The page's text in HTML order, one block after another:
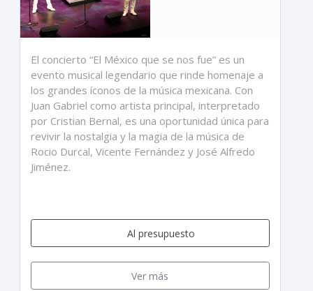
El concierto “El México que se nos fue” es un
evento musical legendario que rinde homenaje a
los grandes íconos de la música mexicana. Con
Juan Gabriel como artista principal, interpretado
por Cristian Bernal, es una oportunidad única para
revivir la nostalgia y la magia de la música de
Rocio Durcal, Vicente Fernández y José Alfredo
Jiménez.
Al presupuesto
Ver más